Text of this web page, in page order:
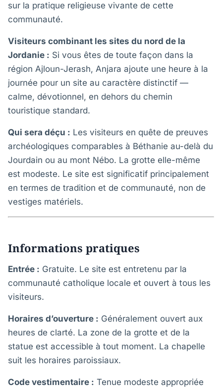
sur la pratique religieuse vivante de cette
communauté.
Visiteurs combinant les sites du nord de la
Jordanie : Si vous êtes de toute façon dans la
région Ajloun-Jerash, Anjara ajoute une heure à la
journée pour un site au caractère distinctif —
calme, dévotionnel, en dehors du chemin
touristique standard.
Qui sera déçu : Les visiteurs en quête de preuves
archéologiques comparables à Béthanie au-delà du
Jourdain ou au mont Nébo. La grotte elle-même
est modeste. Le site est significatif principalement
en termes de tradition et de communauté, non de
vestiges matériels.
Informations pratiques
Entrée : Gratuite. Le site est entretenu par la
communauté catholique locale et ouvert à tous les
visiteurs.
Horaires d’ouverture : Généralement ouvert aux
heures de clarté. La zone de la grotte et de la
statue est accessible à tout moment. La chapelle
suit les horaires paroissiaux.
Code vestimentaire : Tenue modeste appropriée